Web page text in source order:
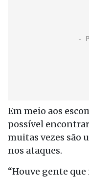
Em meio aos
possível
muitas vezes são
nos ataques.
“Houve gente